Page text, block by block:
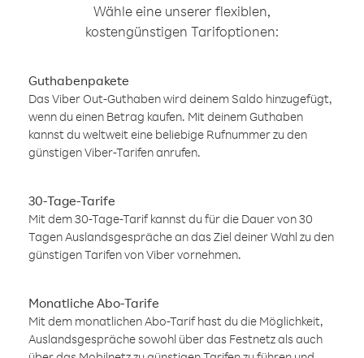
Wähle eine unserer flexiblen,
kostengünstigen Tarifoptionen:
Guthabenpakete
Das Viber Out-Guthaben wird deinem Saldo hinzugefügt,
wenn du einen Betrag kaufen. Mit deinem Guthaben
kannst du weltweit eine beliebige Rufnummer zu den
günstigen Viber-Tarifen anrufen.
30-Tage-Tarife
Mit dem 30-Tage-Tarif kannst du für die Dauer von 30
Tagen Auslandsgespräche an das Ziel deiner Wahl zu den
günstigen Tarifen von Viber vornehmen.
Monatliche Abo-Tarife
Mit dem monatlichen Abo-Tarif hast du die Möglichkeit,
Auslandsgespräche sowohl über das Festnetz als auch